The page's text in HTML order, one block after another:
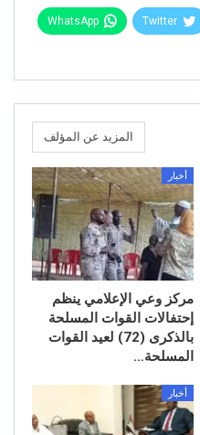
Twitter
WhatsApp
المزيد عن المؤلف
أخبار
مركز وعي الإعلامي ينظم
إحتفالات القوات المسلحة
بالذكرى (72) لعيد القوات
المسلحة…
أخبار